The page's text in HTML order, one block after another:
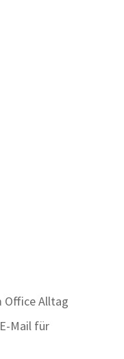
Office Alltag
Mail für